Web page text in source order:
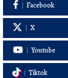
Facebook
X
Youtube
Tiktok